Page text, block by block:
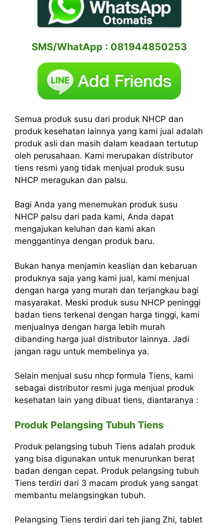
SMS/WhatApp : 081944850253
Semua produk susu dari produk NHCP dan
produk kesehatan lainnya yang kami jual adalah
produk asli dan masih dalam keadaan tertutup
oleh perusahaan. Kami merupakan distributor
tiens resmi yang tidak menjual produk susu
NHCP meragukan dan palsu.
Bagi Anda yang menemukan produk susu
NHCP palsu dari pada kami, Anda dapat
mengajukan keluhan dan kami akan
menggantinya dengan produk baru.
Bukan hanya menjamin keaslian dan kebaruan
produknya saja yang kami jual, kami menjual
dengan harga yang murah dan terjangkau bagi
masyarakat. Meski produk susu NHCP peninggi
badan tiens terkenal dengan harga tinggi, kami
menjualnya dengan harga lebih murah
dibanding harga jual distributor lainnya. Jadi
jangan ragu untuk membelinya ya.
Selain menjual susu nhcp formula Tiens, kami
sebagai distributor resmi juga menjual produk
kesehatan lain yang dibuat tiens, diantaranya :
Produk Pelangsing Tubuh Tiens
Produk pelangsing tubuh Tiens adalah produk
yang bisa digunakan untuk menurunkan berat
badan dengan cepat. Produk pelangsing tubuh
Tiens terdiri dari 3 macam produk yang sangat
membantu melangsingkan tubuh.
Pelangsing Tiens terdiri dari teh jiang Zhi, tablet